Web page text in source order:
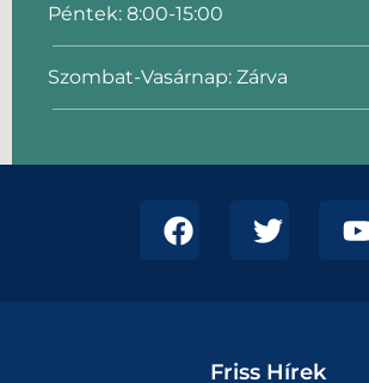
Péntek: 8:00-15:00
Szombat-Vasárnap: Zárva
Friss Hírek